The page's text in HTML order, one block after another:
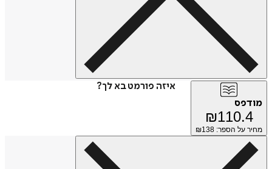
איזה פורמט בא לך?
מודפס
₪110.4
מחיר על הספר: ₪ 138